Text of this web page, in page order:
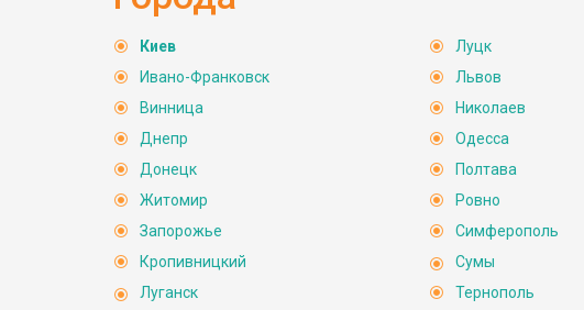
Киев
Ивано-Франковск
Винница
Днепр
Донецк
Житомир
Запорожье
Кропивницкий
Луганск
Луцк
Львов
Николаев
Одесса
Полтава
Ровно
Симферополь
Сумы
Тернополь